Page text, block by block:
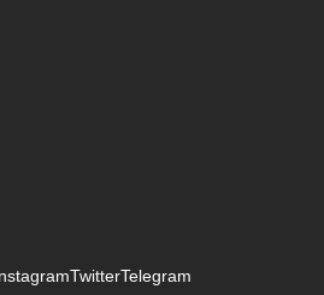
TwitterTelegram